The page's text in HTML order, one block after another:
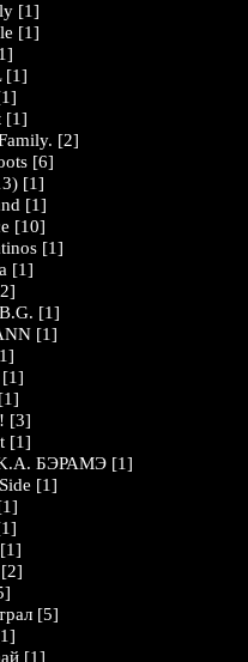
[1]
[1]
[1]
[1]
[2]
[6]
[1]
[1]
[10]
[1]
[1]
[1]
[1]
[1]
[1]
[3]
[1]
БЭРАМЭ [1]
[1]
[1]
[2]
[5]
[1]